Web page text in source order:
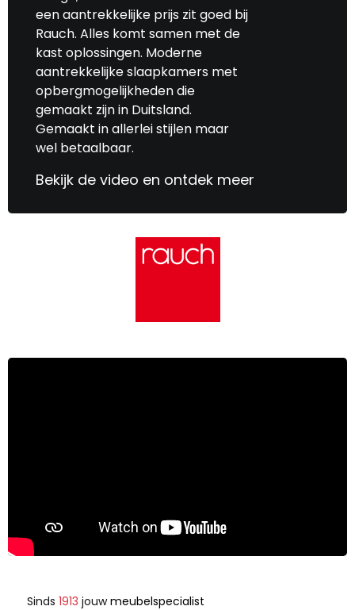
een aantrekkelijke prijs zit goed bij
Rauch. Alles komt samen met de
kast oplossingen. Moderne
aantrekkelijke slaapkamers met
opbergmogelijkheden die
gemaakt zijn in Duitsland.
Gemaakt in allerlei stijlen maar
wel betaalbaar.
Bekijk de video en ontdek meer
Sinds 1913 jouwmeubelspecialist